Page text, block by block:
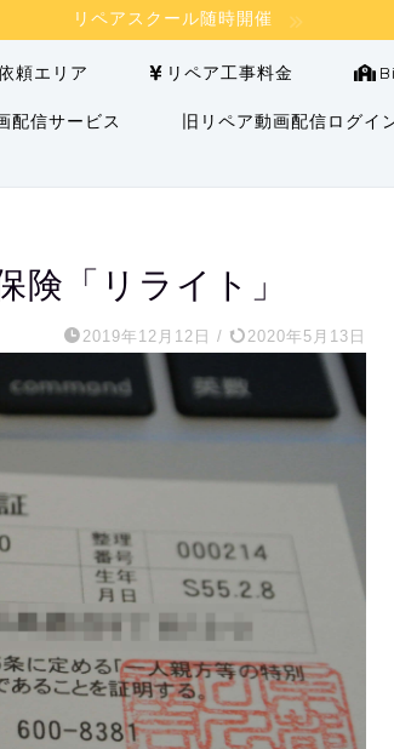
リペアスクール随時開催
頼エリア リペア工事料金
配信サービス 旧リペア動画配信ログイ
険「リライト」
2019年12月12日 / 2020年5月13日